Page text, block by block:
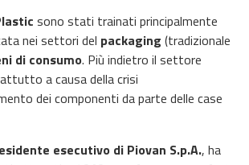
sono stati trainati principalmente
nei settori del packaging (tradizionale
di consumo. Più indietro il settore
a causa della crisi
dei componenti da parte delle case
esecutivo di Piovan S.p.A., ha